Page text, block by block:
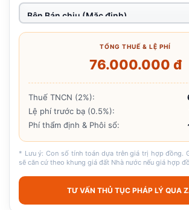
TỔNG THUẾ & LỆ PHÍ
76.000.000 đ
Thuế TNCN (2%):
Lệ phí trước bạ (0.5%):
Phí thẩm định & Phôi sổ:
* Lưu ý: Con số tính toán dựa trên giá trị hợp đồng.
sẽ căn cứ theo khung giá đất Nhà nước nếu giá hợp
TƯ VẤN THỦ TỤC PHÁP LÝ QUA